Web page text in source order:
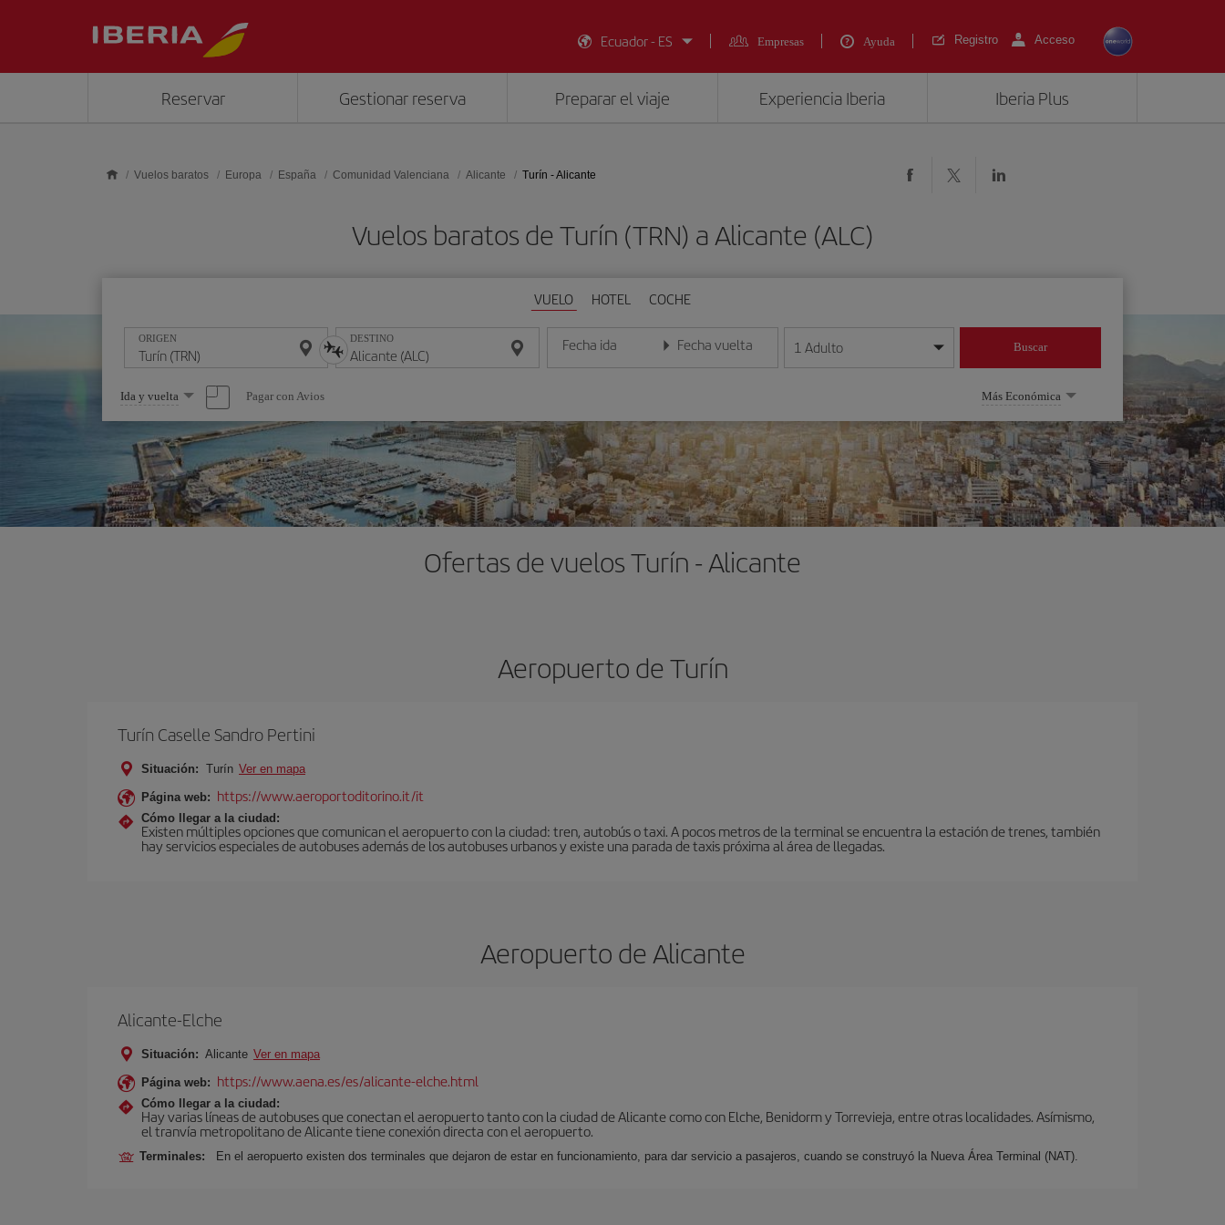
Ecuador - ES
Empresas Ayuda Registro Acceso
Reservar Gestionar reserva Preparar el viaje Experiencia Iberia Iberia Plus
Vuelos baratos Europa España Comunidad Valenciana Alicante Turín - Alicante
Vuelos baratos de Turín (TRN) a Alicante (ALC)
VUELO HOTEL COCHE
ORIGEN DESTINO Fecha ida
Introduce la fecha en formato día/mes/año
Fecha vuelta
Introduce la fecha en formato día/mes/año
1 Adulto Buscar
Seleccione
una
opción
Ida y vuelta Pagar con Avios Más Económica
Ofertas de vuelos Turín - Alicante
Aeropuerto de Turín
Turín Caselle Sandro Pertini
Situación: Turín Ver en mapa
Página web: https://www.aeroportoditorino.it/it
Cómo llegar a la ciudad:
Existen múltiples opciones que comunican el aeropuerto con la ciudad: tren, autobús o taxi. A pocos metros de la terminal se encuentra la estación de trenes, también
hay servicios especiales de autobuses además de los autobuses urbanos y existe una parada de taxis próxima al área de llegadas.
Aeropuerto de Alicante
Alicante-Elche
Situación: Alicante Ver en mapa
Página web: https://www.aena.es/es/alicante-elche.html
Cómo llegar a la ciudad:
Hay varias líneas de autobuses que conectan el aeropuerto tanto con la ciudad de Alicante como con Elche, Benidorm y Torrevieja, entre otras localidades. Asímismo,
el tranvía metropolitano de Alicante tiene conexión directa con el aeropuerto.
Terminales: En el aeropuerto existen dos terminales que dejaron de estar en funcionamiento, para dar servicio a pasajeros, cuando se construyó la Nueva Área Terminal (NAT).